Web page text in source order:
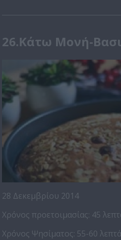
26.Κάτω Μονή-
28 Δεκεμβρίου 2014
Χρόνος προετοιμασίας: 45
Χρόνος Ψησίματος: 55-60 λεπτά